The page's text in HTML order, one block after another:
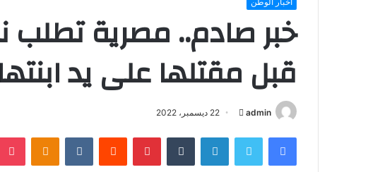
خبر صادم.. مصرية
قبل مقتلها على يد
admin
أرسل
إلكترونيا
22 ديسمبر، 2022
فيسبوك تويتر لينكدإن بينتيريست